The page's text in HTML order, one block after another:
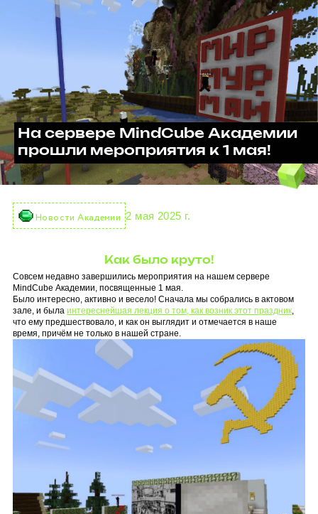
На сервере MindCube Академии
прошли мероприятия к 1 мая!
Новости Академии 2 мая 2025 г.
Как было круто!
Совсем недавно завершились мероприятия на нашем сервере
MindCube Академии, посвященные 1 мая.
Было интересно, активно и весело! Сначала мы собрались в актовом
зале, и была интереснейшая лекция о том, как возник этот праздник,
что ему предшествовало, и как он выглядит и отмечается в наше
время, причём не только в нашей стране.